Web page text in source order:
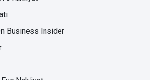
Business Insider